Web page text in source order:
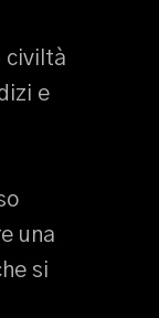
civiltà
e
una
si